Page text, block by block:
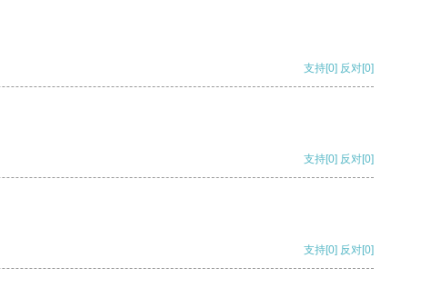
支持[0] 反对[0]
支持[0] 反对[0]
支持[0] 反对[0]